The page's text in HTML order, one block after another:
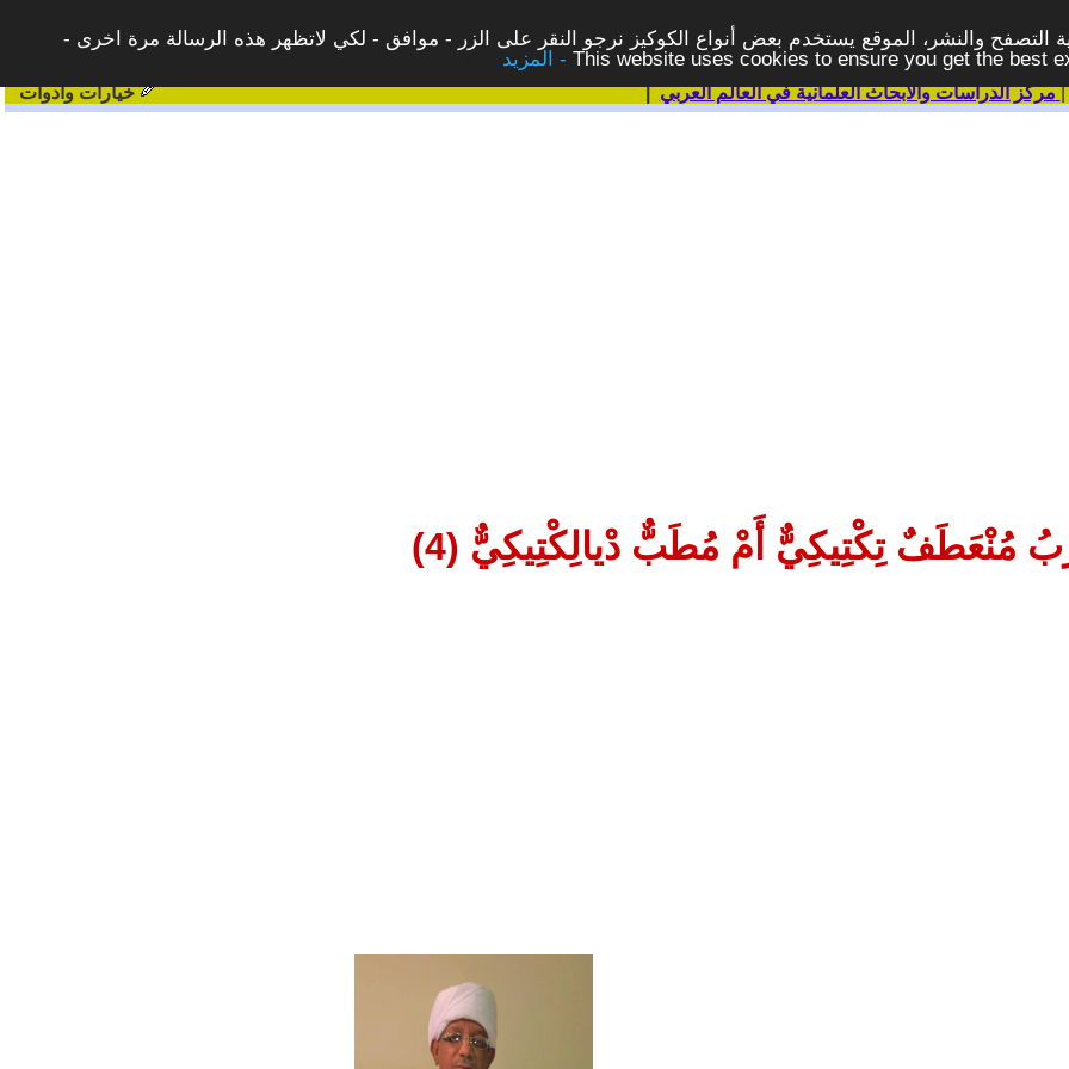
التصفح والنشر، الموقع يستخدم بعض أنواع الكوكيز نرجو النقر على الزر - موافق - لكي لاتظهر هذه الرسالة مرة اخرى -
This website uses cookies to ensure you get the best
|مركز الدراسات والابحاث العلمانية في العالم العربي | خيارات وادوات
مُنْعَطَفٌ تِكْتِيكِيٌّ أَمْ مُطَبٌّ دْيالِكْتِيكِيٌّ (4)